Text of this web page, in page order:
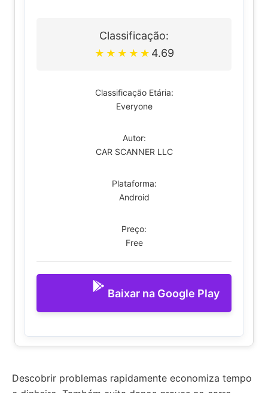
Classificação:
★ ★ ★ ★ ★ 4.69
Classificação Etária:
Everyone
Autor:
CAR SCANNER LLC
Plataforma:
Android
Preço:
Free
Baixar na Google Play
Descobrir problemas rapidamente economiza tempo